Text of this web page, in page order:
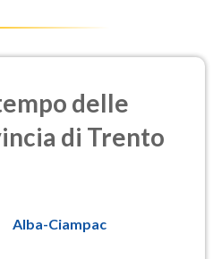
delle
di Trento
Alba-Ciampac